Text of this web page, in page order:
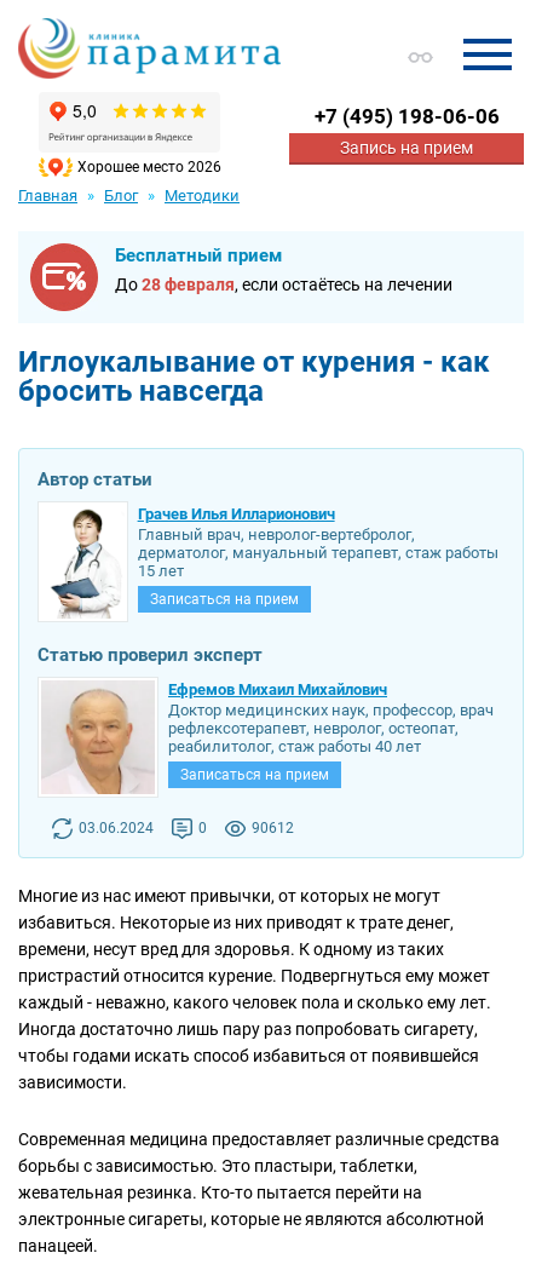
Хорошее место 2026
+7 (495) 198-06-06
Запись на прием
Главная Блог Методики
Бесплатный прием
До28 февраля, если остаётесь на лечении
Иглоукалывание от курения - как
бросить навсегда
Автор статьи
Грачев Илья Илларионович
Главный врач, невролог-вертебролог,
дерматолог, мануальный терапевт, стаж работы
15 лет
Записаться на прием
Статью проверил эксперт
Ефремов Михаил Михайлович
Доктор медицинских наук, профессор, врач
рефлексотерапевт, невролог, остеопат,
реабилитолог, стаж работы 40 лет
Записаться на прием
03.06.2024 0 90612
Многие из нас имеют привычки, от которых не могут
избавиться. Некоторые из них приводят к трате денег,
времени, несут вред для здоровья. К одному из таких
пристрастий относится курение. Подвергнуться ему может
каждый - неважно, какого человек пола и сколько ему лет.
Иногда достаточно лишь пару раз попробовать сигарету,
чтобы годами искать способ избавиться от появившейся
зависимости.
Современная медицина предоставляет различные средства
борьбы с зависимостью. Это пластыри, таблетки,
жевательная резинка. Кто-то пытается перейти на
электронные сигареты, которые не являются абсолютной
панацеей.